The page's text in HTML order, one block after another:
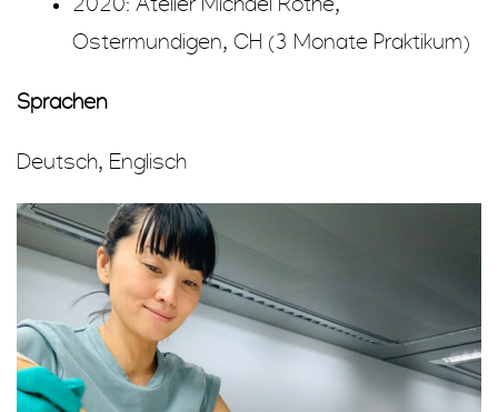
2020: Atelier Michael Rothe,
Ostermundigen, CH (3 Monate Praktikum)
Sprachen
Deutsch, Englisch